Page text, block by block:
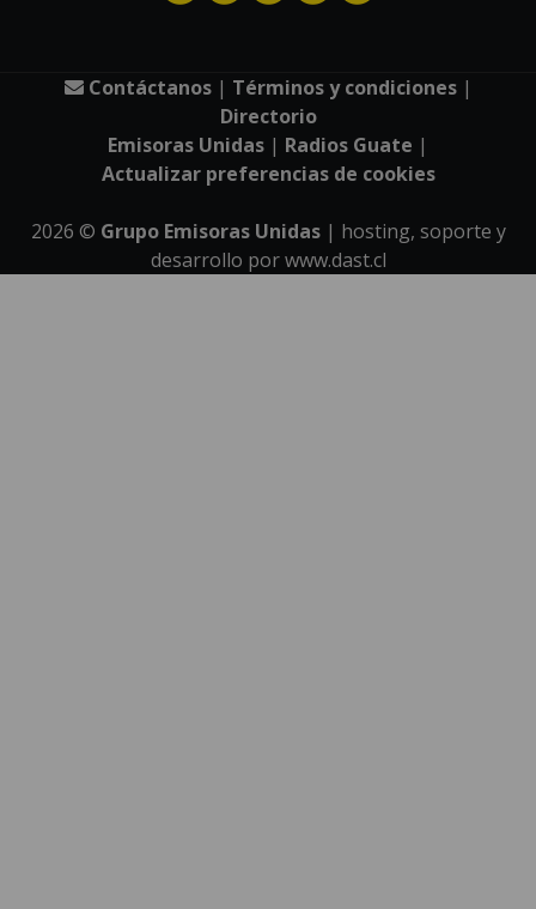
Contáctanos| Términos y condiciones|
Directorio
Emisoras Unidas | Radios Guate |
Actualizar preferencias de cookies
2026 © Grupo Emisoras Unidas| hosting, soporte y
desarrollo porwww.dast.cl